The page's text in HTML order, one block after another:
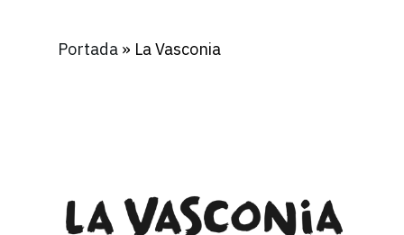
Portada » La Vasconia